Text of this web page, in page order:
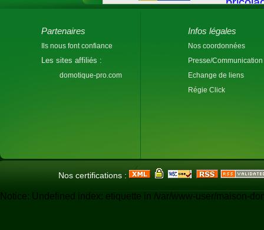
Partenaires
Ils nous font confiance
Les sites affiliés :
domotique-pro.com
Infos légales
Nos coordonnées
Presse/Communication
Echange de liens
Régie Click
Nos certifications :
Notice: Undefined index: etiquette in /var/www-user/maison-